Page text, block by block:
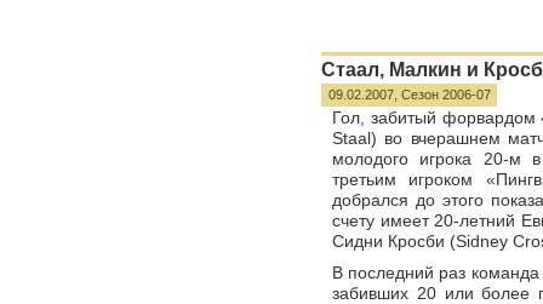
Стаал, Малкин и
09.02.2007, Сезон 2006-07
Гол, забитый форвардом
Staal) во вчерашнем
молодого игрока 20-м
третьим игроком
добрался до этого
счету имеет 20-летний
Сидни Кросби (Sidney
В последний раз
забивших 20 или более